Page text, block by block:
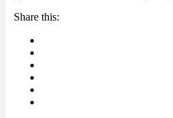
Share this: